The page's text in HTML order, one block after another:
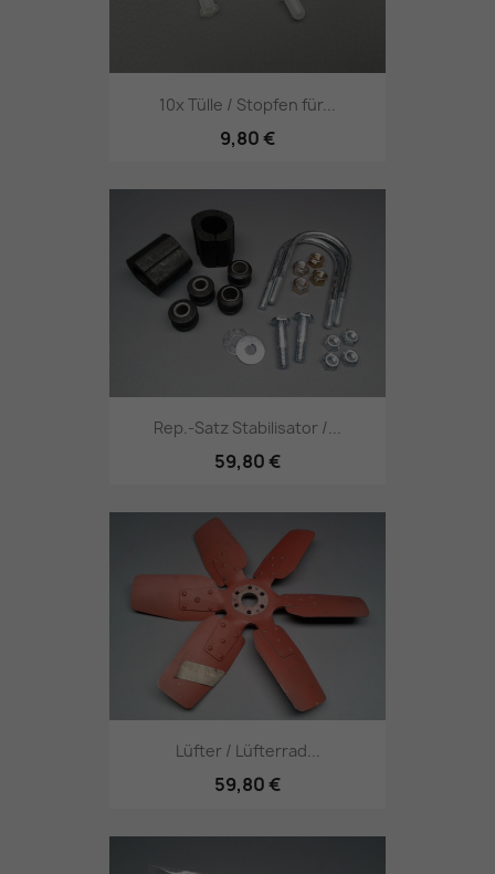
10x Tülle / Stopfen für...
9,80 €
Rep.-Satz Stabilisator /...
59,80 €
Lüfter / Lüfterrad...
59,80 €